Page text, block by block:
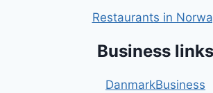
Restaurants in
Business links
DanmarkBusiness